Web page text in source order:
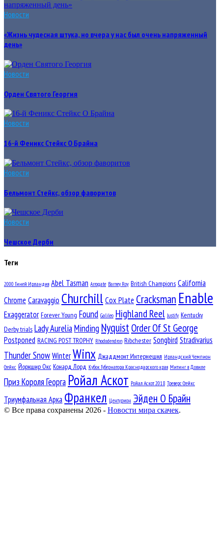
Новости
«Жизнь чудесная штука, но вчера у нас был очень напряженный
день»
Новости
Орден Святого Георгия
Новости
16-й Феникс Стейкс О Брайна
Новости
Бельмонт Стейкс, обзор фаворитов
Новости
Чешское Дерби
Теги
2000 Гиней Ирландия Abel Tasman Arrogate Barney Roy British Champions California
Chrome Caravaggio ChurchillCox Plate Cracksman Enable
Exaggerator Forever Young Found Galileo Highland Reel Justify Kentucky
Derby trials Lady AureliaMinding NyquistOrder Of St George
Postponed RACING POST TROPHY Rhododendron Ribchester Songbird Stradivarius
Thunder SnowWinterWinx Джаддмонт Интернешнл Ирландский Чемпион
Стейкс Йоркшир Окс Конард Лорд Кубок Губернатора Краснодарского края Митинг в Довиле
Приз Короля Георга Ройал Аскот Ройал Аскот 2018 Треверс Стейкс
Триумфальная Арка Франкел Центурион Эйден О Брайн
© Все права сохранены 2026 - Новости мира скачек.